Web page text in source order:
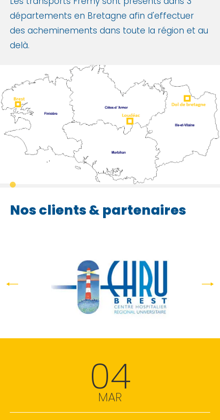
départements en Bretagne afin d'effectuer
des acheminements dans toute la région et au
delà.
Nos clients & partenaires
04
MAR